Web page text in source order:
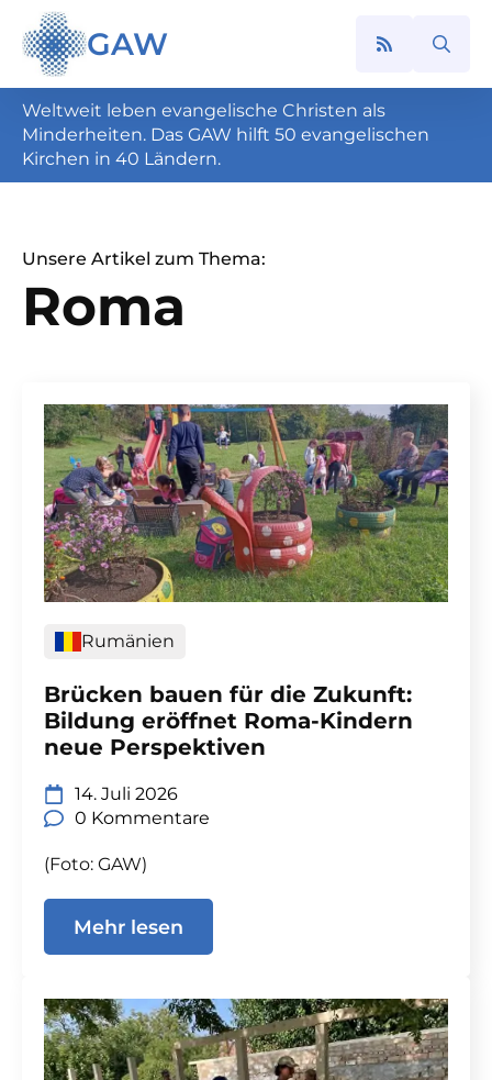
GAW
Search
Weltweit leben evangelische Christen als
Minderheiten. Das GAW hilft 50 evangelischen
Kirchen in 40 Ländern.
Unsere Artikel zum Thema:
Roma
Rumänien
Brücken bauen für die Zukunft:
Bildung eröffnet Roma-Kindern
neue Perspektiven
14. Juli 2026
0 Kommentare
(Foto: GAW)
Mehr lesen